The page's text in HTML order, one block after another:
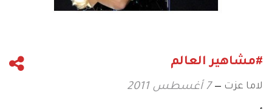
#مشاهير العالم
لاما عزت 7 أغسطس 2011